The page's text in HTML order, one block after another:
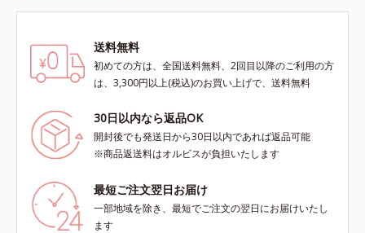
送料無料
初めての方は、全国送料無料、2回目以降のご利用の方
は、3,300円以上(税込)のお買い上げで、送料無料
30日以内なら返品OK
開封後でも発送日から30日以内であれば返品可能
※商品返送料はオルビスが負担いたします
最短ご注文翌日お届け
一部地域を除き、最短でご注文の翌日にお届けいたし
ます